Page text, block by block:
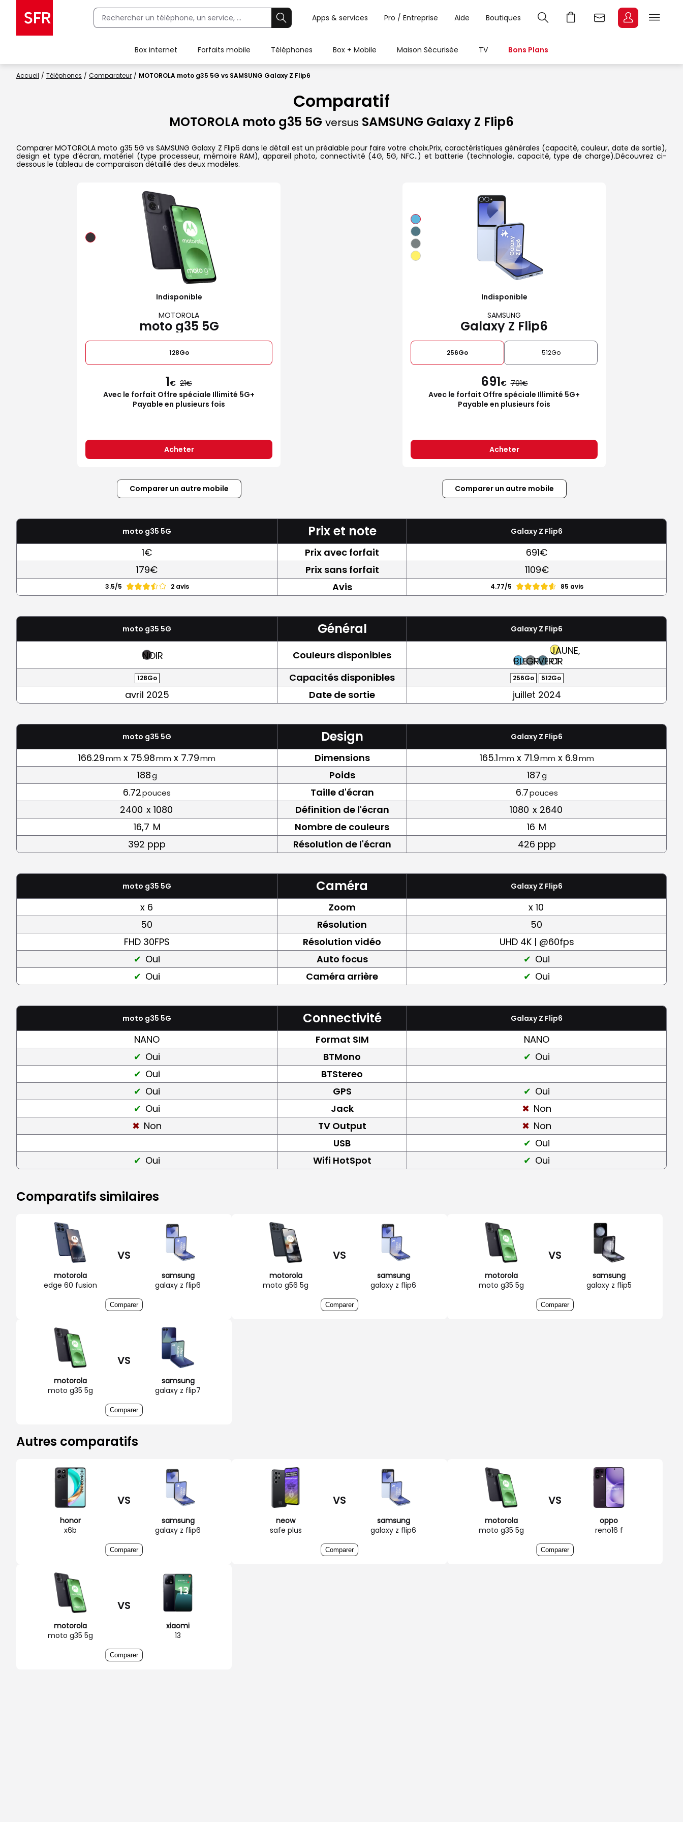
Apps & services Pro / Entreprise Aide Boutiques
Box internet Forfaits mobile Téléphones Box + Mobile Maison Sécurisée TV Bons Plans
Accueil Téléphones Comparateur MOTOROLA moto g35 5G vs SAMSUNG Galaxy Z Flip6
Comparatif
MOTOROLA moto g35 5G versus SAMSUNG Galaxy Z Flip6
Comparer MOTOROLA moto g35 5G vs SAMSUNG Galaxy Z Flip6 dans le détail est un préalable pour faire votre choix.Prix, caractéristiques générales (capacité, couleur, date de sortie),
design et type d’écran, matériel (type processeur, mémoire RAM), appareil photo, connectivité (4G, 5G, NFC..) et batterie (technologie, capacité, type de charge).Découvrez ci-
dessous le tableau de comparaison détaillé des deux modèles.
Indisponible
MOTOROLA
moto g35 5G
128Go
1€ 21
Avec le forfait Offre spéciale Illimité 5G+
Payable en plusieurs fois
Acheter
Indisponible
SAMSUNG
Galaxy Z Flip6
256Go 512Go
691€ 791
Avec le forfait Offre spéciale Illimité 5G+
Payable en plusieurs fois
Acheter
Comparer un autre mobile Comparer un autre mobile
moto g35 5G Prix et note Galaxy Z Flip6
1€ Prix avec forfait
691€
179€
Prix sans forfait 1109€
3.5/5 2 avis Avis 4.77/5 85 avis
moto g35 5G Général Galaxy Z Flip6
NOIR Couleurs disponibles BLEUGRISVERT
JAUNE,
OR
128Go Capacités disponibles 256Go 512Go
avril 2025 Date de sortie juillet 2024
moto g35 5G Design Galaxy Z Flip6
166.29mm x 75.98mm x 7.79mm Dimensions 165.1mm x 71.9mm x 6.9mm
188g Poids 187g
6.72pouces Taille d'écran 6.7pouces
2400 x 1080 Définition de l'écran 1080 x 2640
16,7 M Nombre de couleurs 16 M
392 ppp
Résolution de l'écran 426 ppp
moto g35 5G Caméra Galaxy Z Flip6
x 6 Zoom
x 10
50
Résolution
50
FHD 30FPS
Résolution vidéo
UHD 4K | @60fps
Oui
Auto focus
Oui
Oui
Caméra arrière Oui
moto g35 5G Connectivité Galaxy Z Flip6
NANO Format SIM
NANO
Oui
BTMono
Oui
Oui
BTStereo
Oui
GPS
Oui
Oui
Jack
Non
Non
TV Output
Non
USB
Oui
Oui
Wifi HotSpot Oui
Comparatifs similaires
motorola
edge 60 fusion
VS
samsung
galaxy z flip6
Comparer
motorola
moto g56 5g
VS
samsung
galaxy z flip6
Comparer
motorola
moto g35 5g
VS
samsung
galaxy z flip5
Comparer
motorola
moto g35 5g
VS
samsung
galaxy z flip7
Comparer
Autres comparatifs
honor
x6b
VS
samsung
galaxy z flip6
Comparer
neow
safe plus
VS
samsung
galaxy z flip6
Comparer
motorola
moto g35 5g
VS
oppo
reno16 f
Comparer
motorola
moto g35 5g
VS
xiaomi
13
Comparer